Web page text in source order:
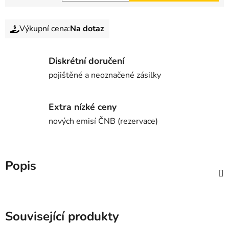
Výkupní cena:Na dotaz
Diskrétní doručení
pojištěné a neoznačené zásilky
Extra nízké ceny
nových emisí ČNB (rezervace)
Popis
Související produkty